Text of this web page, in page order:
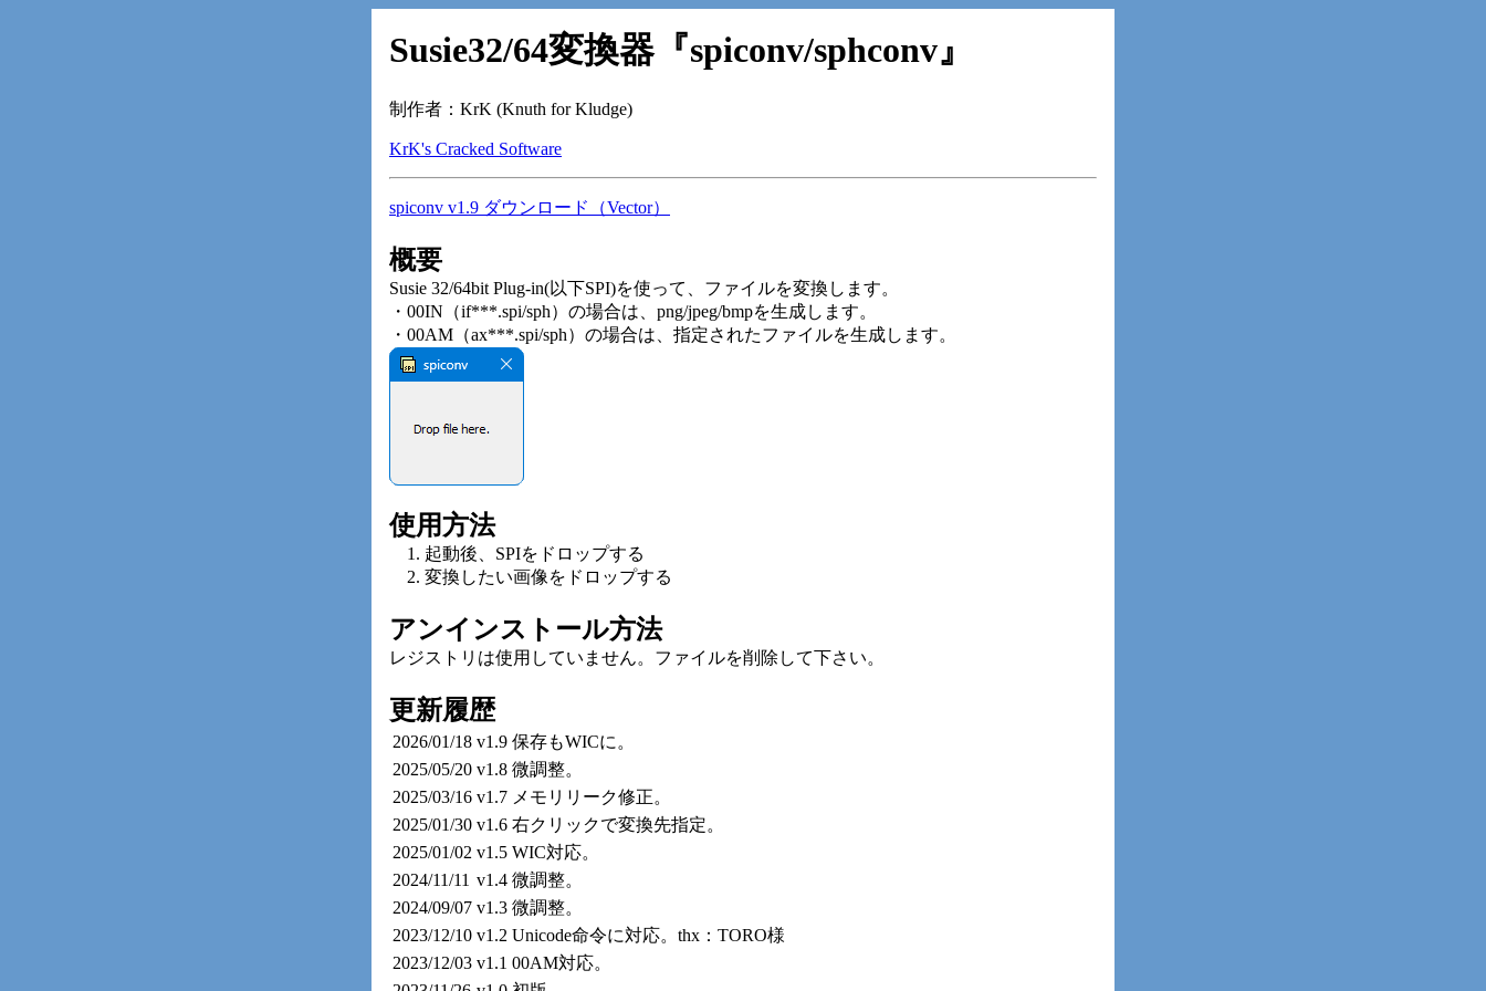
Susie32/64変換器『spiconv/sphconv』
制作者：KrK (Knuth for Kludge)
KrK's Cracked Software
spiconv v1.9 ダウンロード（Vector）
概要
Susie 32/64bit Plug-in(以下SPI)を使って、ファイルを変換します。
・00IN（if***.spi/sph）の場合は、png/jpeg/bmpを生成します。
・00AM（ax***.spi/sph）の場合は、指定されたファイルを生成します。
使用方法
起動後、SPIをドロップする
変換したい画像をドロップする
アンインストール方法
レジストリは使用していません。ファイルを削除して下さい。
更新履歴
2026/01/18 v1.9 保存もWICに。
2025/05/20 v1.8 微調整。
2025/03/16 v1.7 メモリリーク修正。
2025/01/30 v1.6 右クリックで変換先指定。
2025/01/02 v1.5 WIC対応。
2024/11/11 v1.4 微調整。
2024/09/07 v1.3 微調整。
2023/12/10 v1.2 Unicode命令に対応。thx：TORO様
2023/12/03 v1.1 00AM対応。